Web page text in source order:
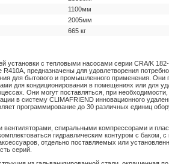
1100мм
2005мм
665 кг
установки с тепловыми насосами серии CRA/K
R410A, предназначены для удовлетворения
для бытового и промышленного применения. Они
для кондиционирования в помещениях или для
Они могут поставляться, при
в систему CLIMAFRIEND инновационного
программирование до 30 различных единиц
вентиляторами, спиральными компрессорами и
гидравлическим контуром с баком,
отдельно поставляемых или
серий.